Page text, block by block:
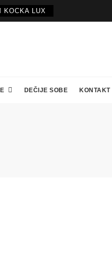
KOCKA LUX
DEČIJE SOBE KONTAKT